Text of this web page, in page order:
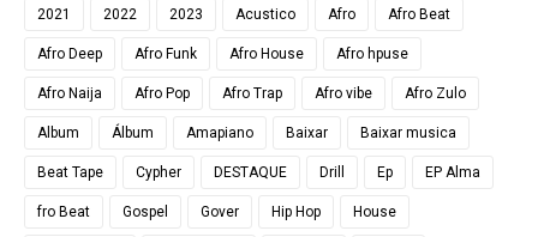
2021 2022 2023 Acustico Afro Afro Beat
Afro Deep Afro Funk Afro House Afro hpuse
Afro Naija Afro Pop Afro Trap Afro vibe Afro Zulo
Album Álbum Amapiano Baixar Baixar musica
Beat Tape Cypher DESTAQUE Drill Ep EP Alma
fro Beat Gospel Gover Hip Hop House